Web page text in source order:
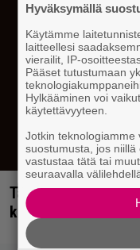
Tällainen
katso tulinen
Hyväksymällä
Käytämme
laitteellesi
vierailit, IP-
Pääset tutustumaan
Hylkääminen voi
käytettävyyteen.
Jotkin teknologiamme
suostumusta, jos
vastustaa tätä tai
seuraavalla